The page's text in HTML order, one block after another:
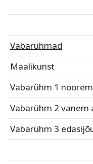
Vabarühmad
Maalikunst
Vabarühm 1
Vabarühm 2 vanem
Vabarühm 3